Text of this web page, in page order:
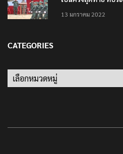
Categories